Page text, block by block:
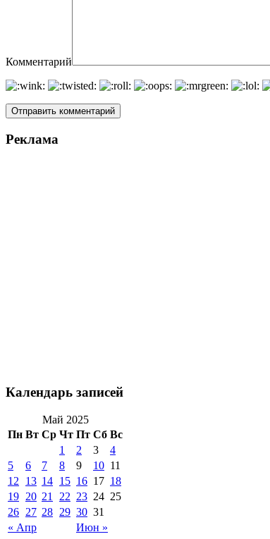
Комментарий
Реклама
Календарь записей
Май 2025
Пн Вт Ср Чт Пт Сб Вс
« Апр Июн »
1 2 3
4
5
6 7 8 9 10 11
12
13 14 15 16 17 18
19 20 21 22 23 24 25
26 27 28 29 30 31